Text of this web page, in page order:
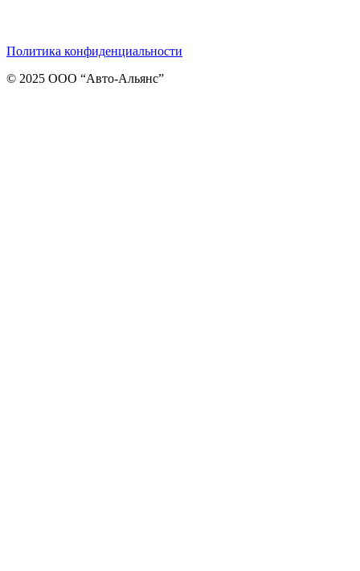
Политика конфиденциальности
© 2025 ООО “Авто-Альянс”